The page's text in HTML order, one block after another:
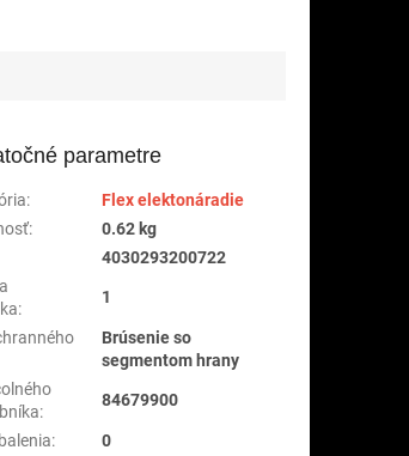
parametre
:
Flex elektonáradie
:
0.62 kg
4030293200722
:
1
Brúsenie so
segmentom hrany
:
84679900
:
0